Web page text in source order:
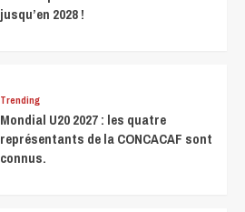
jusqu’en 2028 !
Trending
Mondial U20 2027 : les quatre
représentants de la CONCACAF sont
connus.